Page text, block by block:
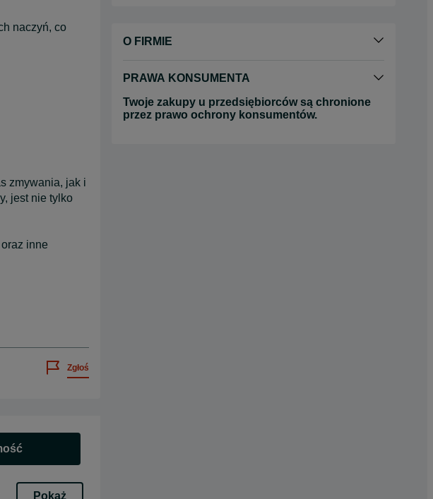
naczyń, co
zmywania, jak i
jest nie tylko
inne
Zgłoś
Pokaż
O FIRMIE
PRAWA KONSUMENTA
Twoje zakupy u przedsiębiorców są chronione
przez prawo ochrony konsumentów.